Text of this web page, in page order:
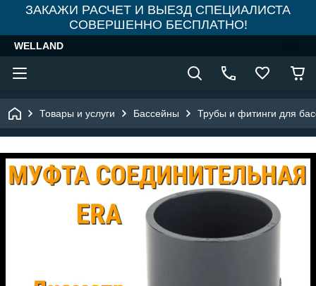
ЗАКАЖИ РАСЧЕТ И ВЫЕЗД СПЕЦИАЛИСТА
СОВЕРШЕННО БЕСПЛАТНО!
WELLAND
Товары и услуги Бассейны Трубы и фитинги для